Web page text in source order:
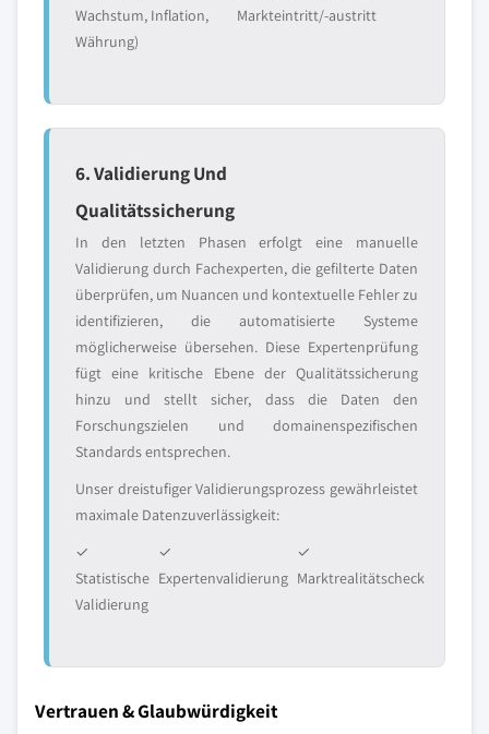
Wachstum, Inflation,
Währung)
Markteintritt/-austritt
6. Validierung Und
Qualitätssicherung
In den letzten Phasen erfolgt eine manuelle
Validierung durch Fachexperten, die gefilterte Daten
überprüfen, um Nuancen und kontextuelle Fehler zu
identifizieren, die automatisierte Systeme
möglicherweise übersehen. Diese Expertenprüfung
fügt eine kritische Ebene der Qualitätssicherung
hinzu und stellt sicher, dass die Daten den
Forschungszielen und domainenspezifischen
Standards entsprechen.
Unser dreistufiger Validierungsprozess gewährleistet
maximale Datenzuverlässigkeit:
✓
Statistische
Validierung
✓
Expertenvalidierung
✓
Marktrealitätscheck
Vertrauen & Glaubwürdigkeit